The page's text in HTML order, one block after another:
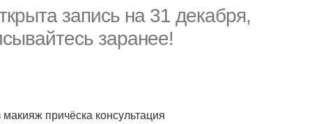
запись на 31 декабря,
заранее!
причёска консультация